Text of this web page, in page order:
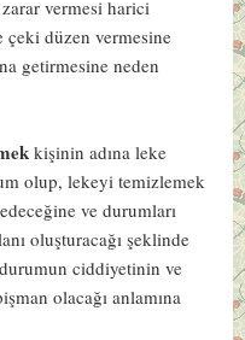
vermesi harici
çeki düzen vermesine
getirmesine neden
kişinin adına leke
olup, lekeyi temizlemek
ve durumları
oluşturacağı şeklinde
ciddiyetinin ve
olacağı anlamına